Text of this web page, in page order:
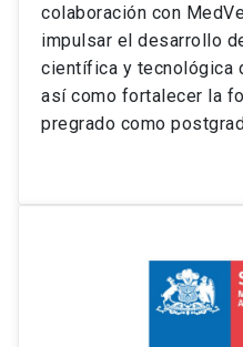
colaboración con
impulsar el desarrollo
científica y tecnológica
así como fortalecer la
pregrado como